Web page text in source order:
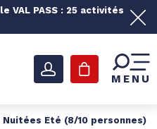
VAL PASS : 25 activités
MENU
Nuitées Eté (8/10 personnes)